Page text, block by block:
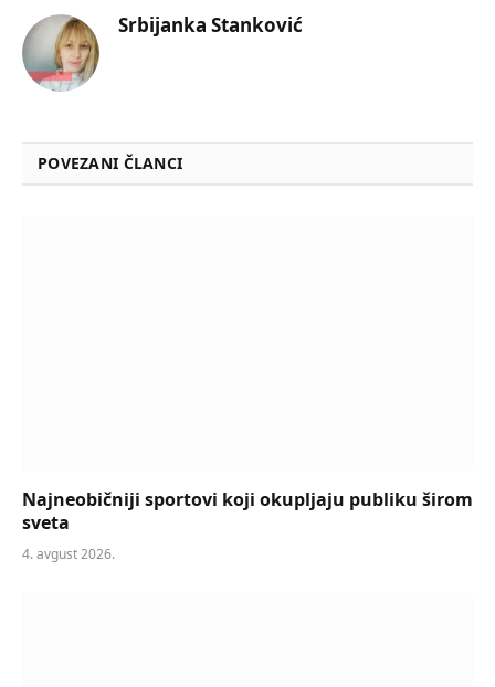
Srbijanka Stanković
POVEZANI ČLANCI
Najneobičniji sportovi koji okupljaju publiku širom
sveta
4. avgust 2026.